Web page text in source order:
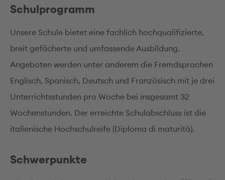
Schulprogramm
Unsere Schule bietet eine fachlich hochqualifizierte,
breit gefächerte und umfassende Ausbildung.
Angeboten werden unter anderem die Fremdsprachen
Englisch, Spanisch, Deutsch und Französisch mit je drei
Unterrichtsstunden pro Woche bei insgesamt 32
Wochenstunden. Der erreichte Schulabschluss ist die
italienische Hochschulreife (Diploma di maturità).
Schwerpunkte